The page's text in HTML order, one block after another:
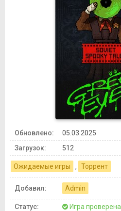
Обновлено:
05.03.2025
Загрузок:
512
Ожидаемые игры , Торрент
Добавил: Admin
Статус: Игра проверена